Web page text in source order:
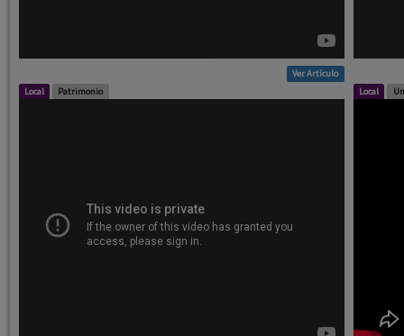
Ver Artículo
Local Patrimonio Local